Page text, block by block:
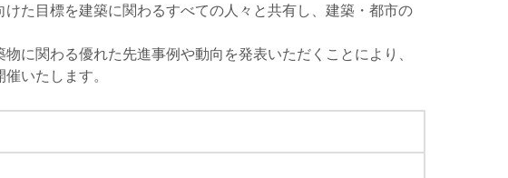
た目標を建築に関わるすべての人々と共有し、建築・都市の
に関わる優れた先進事例や動向を発表いただくことにより、
いたします。